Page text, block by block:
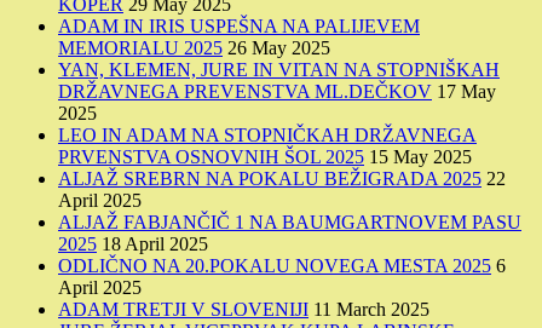
ADAM IN IRIS USPEŠNA NA PALIJEVEM
MEMORIALU 2025 26 May 2025
YAN, KLEMEN, JURE IN VITAN NA STOPNIŠKAH
DRŽAVNEGA PREVENSTVA ML.DEČKOV 17 May
2025
LEO IN ADAM NA STOPNIČKAH DRŽAVNEGA
PRVENSTVA OSNOVNIH ŠOL 2025 15 May 2025
ALJAŽ SREBRN NA POKALU BEŽIGRADA 2025 22
April 2025
ALJAŽ FABJANČIČ 1 NA BAUMGARTNOVEM PASU
2025 18 April 2025
ODLIČNO NA 20.POKALU NOVEGA MESTA 2025 6
April 2025
ADAM TRETJI V SLOVENIJI 11 March 2025